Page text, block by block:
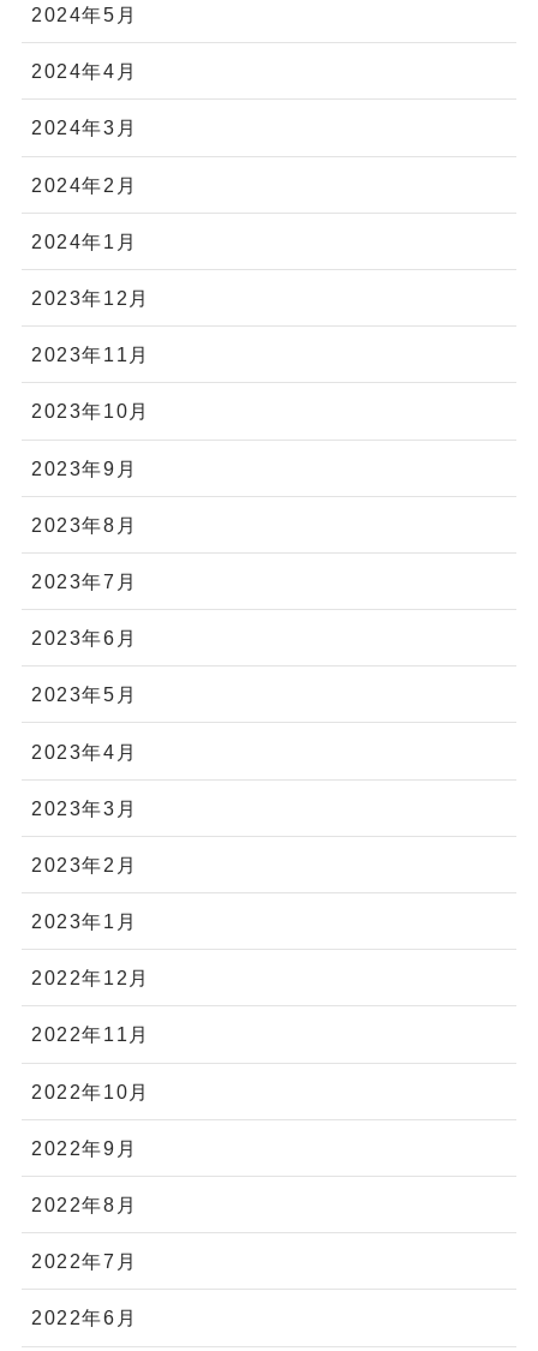
2024年5月
2024年4月
2024年3月
2024年2月
2024年1月
2023年12月
2023年11月
2023年10月
2023年9月
2023年8月
2023年7月
2023年6月
2023年5月
2023年4月
2023年3月
2023年2月
2023年1月
2022年12月
2022年11月
2022年10月
2022年9月
2022年8月
2022年7月
2022年6月